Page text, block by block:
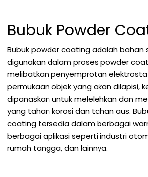
Bubuk Powder
Bubuk powder coating adalah bahan
digunakan dalam proses powder
melibatkan penyemprotan
permukaan objek yang akan dilapisi,
dipanaskan untuk melelehkan dan
yang tahan korosi dan tahan aus.
coating tersedia dalam berbagai
berbagai aplikasi seperti industri
rumah tangga, dan lainnya.